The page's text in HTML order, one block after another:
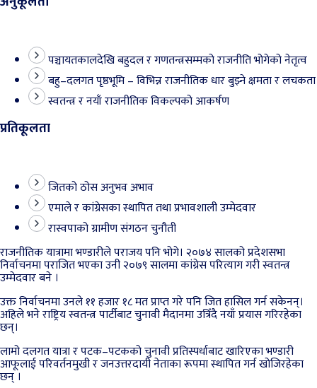
पञ्चायतकालदेखि बहुदल र गणतन्त्रसम्मको राजनीति भोगेको नेतृत्व
बहु–दलगत पृष्ठभूमि – विभिन्न राजनीतिक धार बुझ्ने क्षमता र लचकता
स्वतन्त्र र नयाँ राजनीतिक विकल्पको आकर्षण
प्रतिकूलता
जितको ठोस अनुभव अभाव
एमाले र कांग्रेसका स्थापित तथा प्रभावशाली उम्मेदवार
रास्वपाको ग्रामीण संगठन चुनौती
राजनीतिक यात्रामा भण्डारीले पराजय पनि भोगे। २०७४ सालको प्रदेशसभा
निर्वाचनमा पराजित भएका उनी २०७९ सालमा कांग्रेस परित्याग गरी स्वतन्त्र
उम्मेदवार बने ।
उक्त निर्वाचनमा उनले ११ हजार १८ मत प्राप्त गरे पनि जित हासिल गर्न सकेनन्।
अहिले भने राष्ट्रिय स्वतन्त्र पार्टीबाट चुनावी मैदानमा उत्रिँदै नयाँ प्रयास गरिरहेका
छन्।
लामो दलगत यात्रा र पटक–पटकको चुनावी प्रतिस्पर्धाबाट खारिएका भण्डारी
आफूलाई परिवर्तनमुखी र जनउत्तरदायी नेताका रूपमा स्थापित गर्न खोजिरहेका
छन् ।